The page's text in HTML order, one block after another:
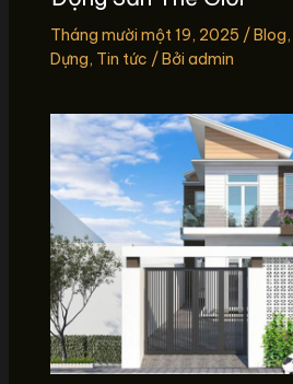
Tháng mười một 19, 2025 /Blog,
Dựng, Tin tức / Bởi admin